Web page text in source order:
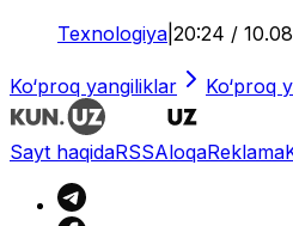
Texnologiya 20:24 /
Ko‘proq yangiliklar Ko‘proq
Sayt haqidaRSSAloqaReklama